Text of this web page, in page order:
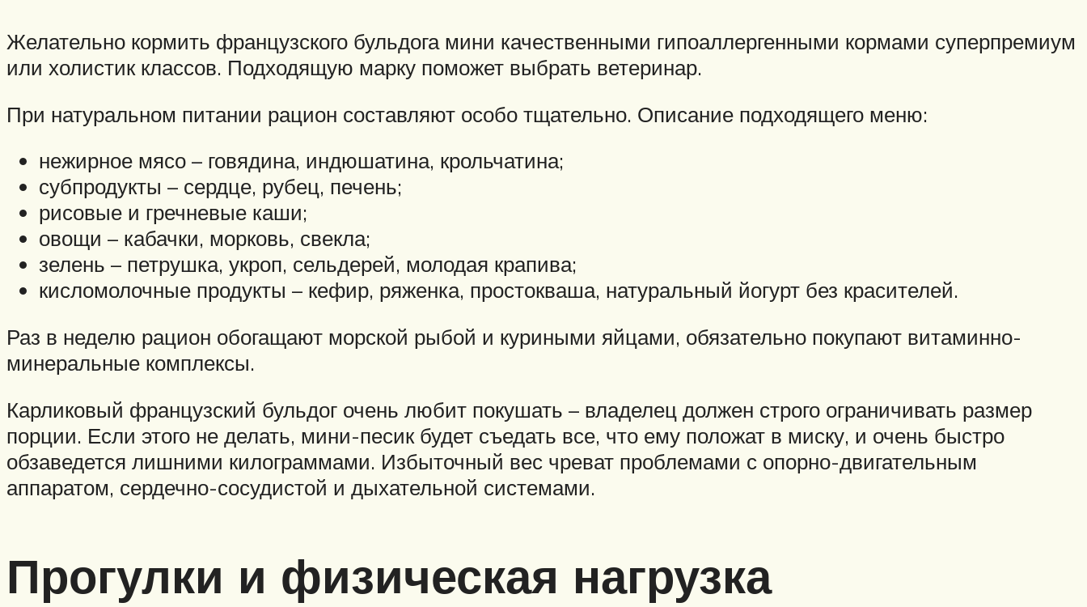
Желательно кормить французского бульдога мини качественными гипоаллергенными кормами суперпремиум
или холистик классов. Подходящую марку поможет выбрать ветеринар.
При натуральном питании рацион составляют особо тщательно. Описание подходящего меню:
нежирное мясо – говядина, индюшатина, крольчатина;
субпродукты – сердце, рубец, печень;
рисовые и гречневые каши;
овощи – кабачки, морковь, свекла;
зелень – петрушка, укроп, сельдерей, молодая крапива;
кисломолочные продукты – кефир, ряженка, простокваша, натуральный йогурт без красителей.
Раз в неделю рацион обогащают морской рыбой и куриными яйцами, обязательно покупают витаминно-
минеральные комплексы.
Карликовый французский бульдог очень любит покушать – владелец должен строго ограничивать размер
порции. Если этого не делать, мини-песик будет съедать все, что ему положат в миску, и очень быстро
обзаведется лишними килограммами. Избыточный вес чреват проблемами с опорно-двигательным
аппаратом, сердечно-сосудистой и дыхательной системами.
Прогулки и физическая нагрузка